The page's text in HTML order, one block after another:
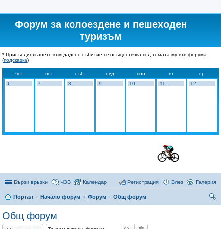
Форум за колоездене и пешеходен
туризъм
* Присъединяването към дадено събитие се осъществява под темата му във форума
(подсказка)
чет пет съб нед пон вт
ср
6.
7. 8. 9. 10. 11. 12.
Бързи връзки Галерия
ЧЗВ Календар Влез
Регистрация
Портал Начало форум Форум
Общ форум
Общ форум